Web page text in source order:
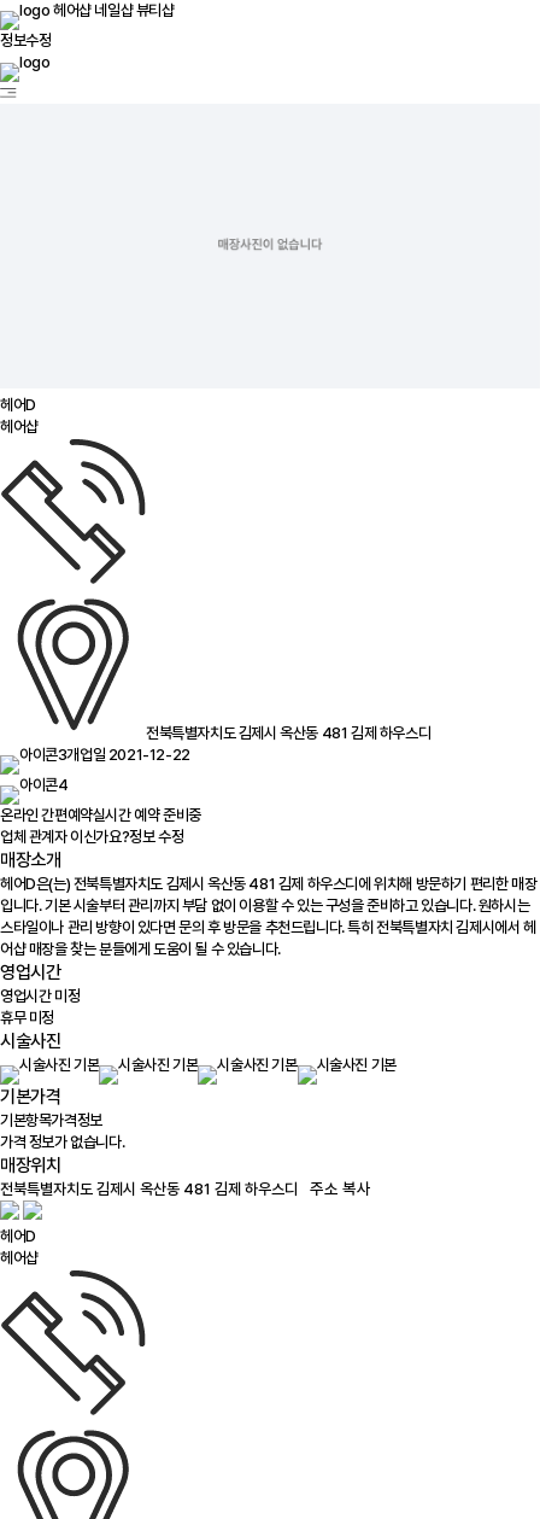
헤어샵 네일샵뷰티샵
정보수정
헤어D
헤어샵
전북특별자치도 김제시 옥산동 481 김제 하우스디
개업일 2021-12-22
온라인 간편예약실시간 예약 준비중
업체 관계자 이신가요?정보 수정
매장소개
헤어D은(는) 전북특별자치도 김제시 옥산동 481 김제 하우스디에 위치해 방문하기 편리한 매장
입니다. 기본 시술부터 관리까지 부담 없이 이용할 수 있는 구성을 준비하고 있습니다. 원하시는
스타일이나 관리 방향이 있다면 문의 후 방문을 추천드립니다. 특히 전북특별자치 김제시에서 헤
어샵 매장을 찾는 분들에게 도움이 될 수 있습니다.
영업시간
영업시간 미정
휴무 미정
시술사진
기본가격
기본항목가격정보
가격 정보가 없습니다.
매장위치
주소 복사
헤어D
헤어샵